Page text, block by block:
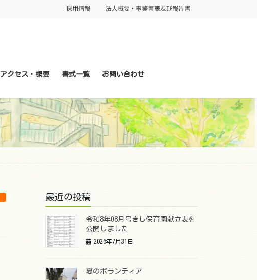
採用情報 法人概要・事務書表及び報告書
アクセス・概要 書式一覧 お問い合わせ
最近の投稿
令和8年08月号きし保育園献立表を
公開しました
2026年7月31日
夏のボランティア